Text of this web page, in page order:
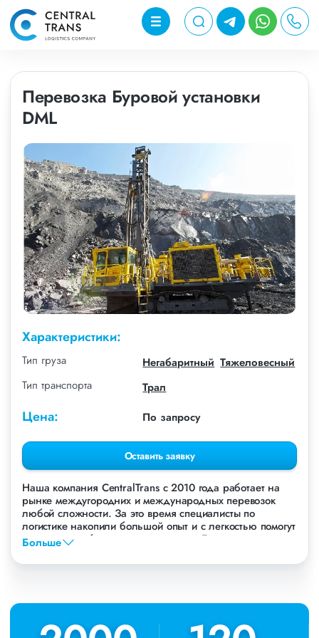
Перевозка Буровой установки
DML
Характеристики:
Тип груза Негабаритный Тяжеловесный
Тип транспорта
Трал
Цена: По запросу
Оставить заявку
Наша компания СentralTrans с 2010 года работает на
рынке междугородних и международных перевозок
любой сложности. За это время специалисты по
логистике накопили большой опыт и с легкостью помогут
перевезти любые грузы, в том числе Буровая установка
DML.
Мы уже перевезли более 756 000 тонн грузов для
Пиастрелла, Свел, Кровтрейд и многих других. Чтобы
Больше